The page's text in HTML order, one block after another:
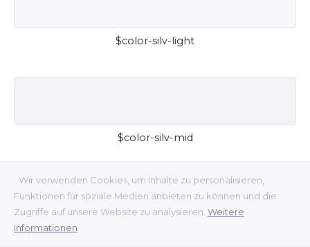
Wir verwenden Cookies, um Inhalte zu personalisieren,
Funktionen für soziale Medien anbieten zu können und die
Zugriffe auf unsere Website zu analysieren. Weitere
Informationen
$color-silv-light
$color-silv-mid